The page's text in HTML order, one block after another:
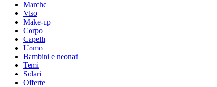
Marche
Viso
Make-up
Corpo
Capelli
Uomo
Bambini e neonati
Temi
Solari
Offerte